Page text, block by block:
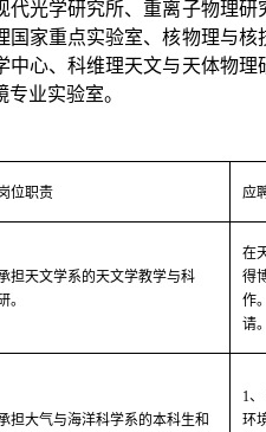
代光学研究所、重离子物理
国家重点实验室、核物理与
中心、科维理天文与天体物
业实验室。
位职责 应
担天文学系的天文学教学与科
。
在
得
作
请。
担大气与海洋科学系的本科生和
1
环